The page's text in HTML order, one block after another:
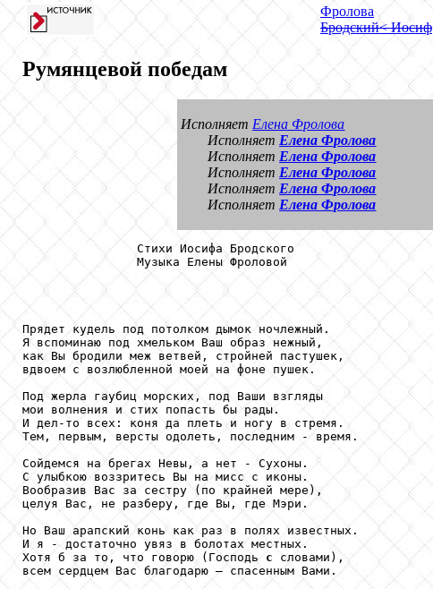
Фролова
Бродский< Иосиф
Румянцевой победам
Исполняет Елена Фролова
Исполняет Елена Фролова
Исполняет Елена Фролова
Исполняет Елена Фролова
Исполняет Елена Фролова
Исполняет Елена Фролова
                Стихи Иосифа Бродского
                Музыка Елены Фроловой
Прядет кудель под потолком дымок ночлежный.
Я вспоминаю под хмельком Ваш образ нежный,
как Вы бродили меж ветвей, стройней пастушек,
вдвоем с возлюбленной моей на фоне пушек.
Под жерла гаубиц морских, под Ваши взгляды
мои волнения и стих попасть бы рады.
И дел-то всех: коня да плеть и ногу в стремя.
Тем, первым, версты одолеть, последним - время.
Сойдемся на брегах Невы, а нет - Сухоны.
С улыбкою воззритесь Вы на мисс с иконы.
Вообразив Вас за сестру (по крайней мере),
целуя Вас, не разберу, где Вы, где Мэри.
Но Ваш арапский конь как раз в полях известных.
И я - достаточно увяз в болотах местных.
Хотя б за то, что говорю (Господь c словами),
всем сердцем Вас благодарю – спасенным Вами.